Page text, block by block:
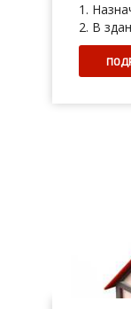
1.
2. В